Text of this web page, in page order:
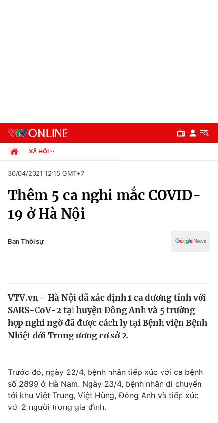
Chuyên mục
Chính trị
Y tế
Thế giới
Thế giới đó đây
Câu chuyện quốc tế
Tài chính
Thị trường
Dữ liệu và đời sống
XÃ HỘI
Xã hội
Pháp luật
Kinh tế
Thể thao
Văn hóa - Giải trí
Giáo dục
30/04/2021 12:15 GMT+7
Thêm 5 ca nghi mắc COVID-
19 ở Hà Nội
Ban Thời sự
VTV.vn - Hà Nội đã xác định 1 ca dương tính với
SARS-CoV-2 tại huyện Đông Anh và 5 trường
hợp nghi ngờ đã được cách ly tại Bệnh viện Bệnh
Nhiệt đới Trung ương cơ sở 2.
Trước đó, ngày 22/4, bệnh nhân tiếp xúc với ca bệnh
số 2899 ở Hà Nam. Ngày 23/4, bệnh nhân di chuyển
tới khu Việt Trung, Việt Hùng, Đông Anh và tiếp xúc
với 2 người trong gia đình.